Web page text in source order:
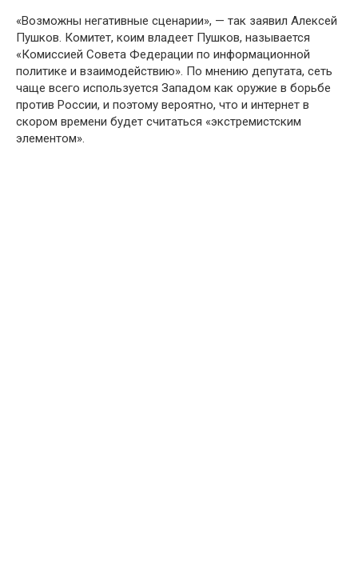
«Возможны негативные сценарии», — так заявил Алексей
Пушков. Комитет, коим владеет Пушков, называется
«Комиссией Совета Федерации по информационной
политике и взаимодействию». По мнению депутата, сеть
чаще всего используется Западом как оружие в борьбе
против России, и поэтому вероятно, что и интернет в
скором времени будет считаться «экстремистским
элементом».